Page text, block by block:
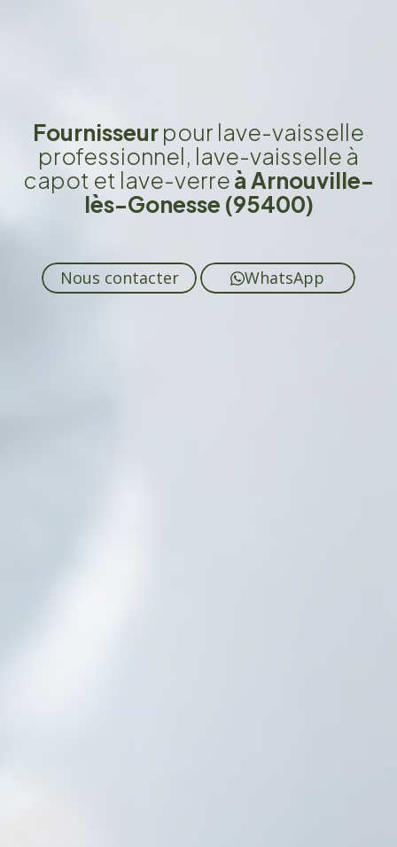
Fournisseurpour lave-vaisselle
professionnel, lave-vaisselle à
capot et lave-verreà Arnouville-
lès-Gonesse (95400)
Nous contacter WhatsApp